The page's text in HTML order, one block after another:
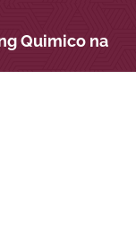
Quimico na